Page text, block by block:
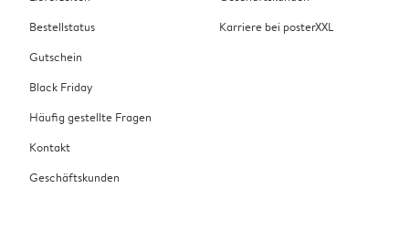
Bestellstatus
Gutschein
Black Friday
Häufig gestellte Fragen
Kontakt
Geschäftskunden
Karriere bei posterXXL